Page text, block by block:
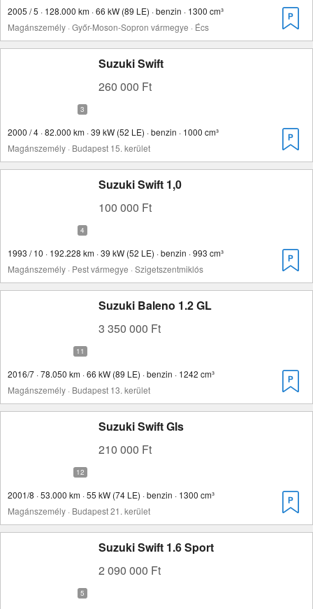
2005 / 5 · 128.000 km · 66 kW (89 LE) · benzin · 1300 cm³
Magánszemély · Győr-Moson-Sopron vármegye · Écs
Suzuki Swift
260 000 Ft
2000 / 4 · 82.000 km · 39 kW (52 LE) · benzin · 1000 cm³
Magánszemély · Budapest 15. kerület
Suzuki Swift 1,0
100 000 Ft
1993 / 10 · 192.228 km · 39 kW (52 LE) · benzin · 993 cm³
Magánszemély · Pest vármegye · Szigetszentmiklós
Suzuki Baleno 1.2 GL
3 350 000 Ft
2016/7 · 78.050 km · 66 kW (89 LE) · benzin · 1242 cm³
Magánszemély · Budapest 13. kerület
Suzuki Swift Gls
210 000 Ft
2001/8 · 53.000 km · 55 kW (74 LE) · benzin · 1300 cm³
Magánszemély · Budapest 21. kerület
Suzuki Swift 1.6 Sport
2 090 000 Ft